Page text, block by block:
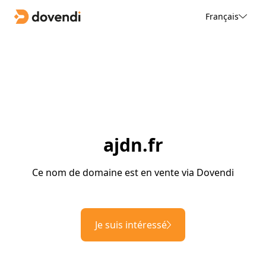
Français
ajdn.fr
Ce nom de domaine est en vente via Dovendi
Je suis intéressé